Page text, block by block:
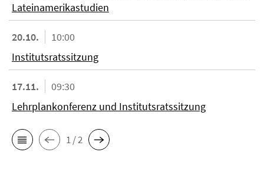
Lateinamerikastudien
20.10.
10:00
Institutsratssitzung
17.11.
09:30
Lehrplankonferenz und Institutsratssitzung
1 / 2